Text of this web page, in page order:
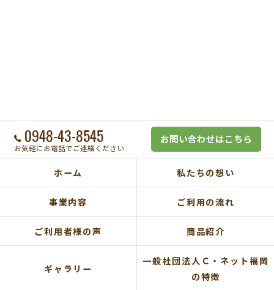
0948-43-8545
お気軽にお電話でご連絡ください
お問い合わせはこちら
ホーム 私たちの想い
事業内容 ご利用の流れ
ご利用者様の声 商品紹介
ギャラリー
一般社団法人Ｃ・ネット福岡
の特徴